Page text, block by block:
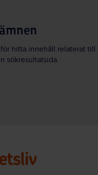
hitta innehåll relaterat till
sökresultatsida.